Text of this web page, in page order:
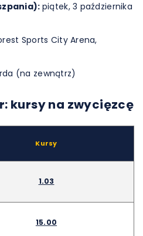
piątek, 3 października
Sports City Arena,
(na zewnątrz)
kursy na zwycięzcę
Kursy
1.03
15.00